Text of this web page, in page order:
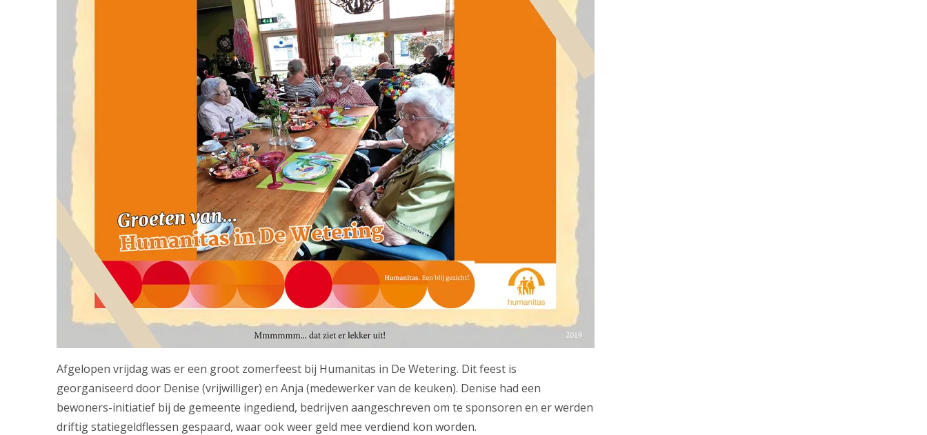
Afgelopen vrijdag was er een groot zomerfeest bij Humanitas in De Wetering. Dit feest is
georganiseerd door Denise (vrijwilliger) en Anja (medewerker van de keuken). Denise had een
bewoners-initiatief bij de gemeente ingediend, bedrijven aangeschreven om te sponsoren en er werden
driftig statiegeldflessen gespaard, waar ook weer geld mee verdiend kon worden.